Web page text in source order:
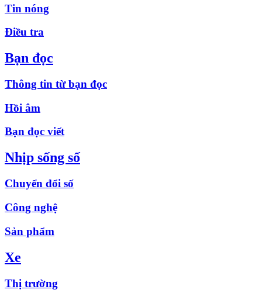
Tin nóng
Điều tra
Bạn đọc
Thông tin từ bạn đọc
Hồi âm
Bạn đọc viết
Nhịp sống số
Chuyển đổi số
Công nghệ
Sản phẩm
Xe
Thị trường